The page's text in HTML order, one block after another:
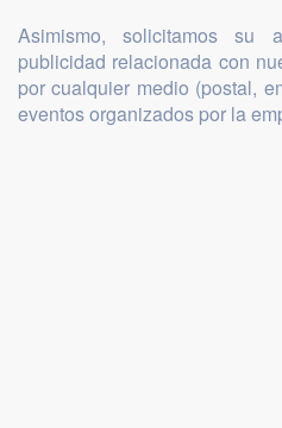
Asimismo, solicitamos su
publicidad relacionada con
por cualquier medio (postal,
eventos organizados por la